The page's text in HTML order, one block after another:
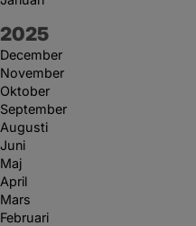
År:
2025
December
November
Oktober
September
Augusti
Juni
Maj
April
Mars
Februari